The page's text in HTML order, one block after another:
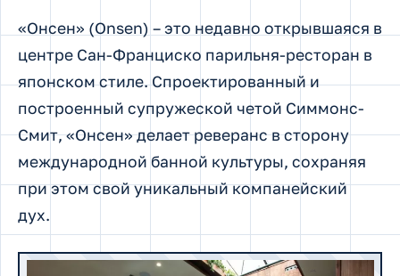
«Онсен» (Onsen) – это недавно открывшаяся в
центре Сан-Франциско парильня-ресторан в
японском стиле. Спроектированный и
построенный супружеской четой Симмонс-
Смит, «Онсен» делает реверанс в сторону
международной банной культуры, сохраняя
при этом свой уникальный компанейский
дух.